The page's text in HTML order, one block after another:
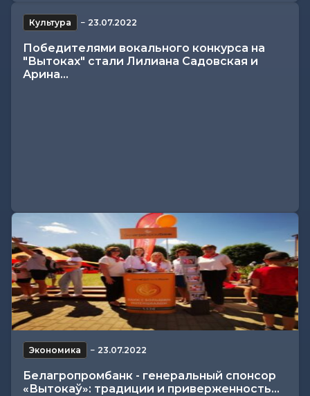
Культура − 23.07.2022
Победителями вокального конкурса на
"Вытоках" стали Лилиана Садовская и
Арина...
Экономика − 23.07.2022
Белагропромбанк - генеральный спонсор
«Вытокаў»: традиции и приверженность...